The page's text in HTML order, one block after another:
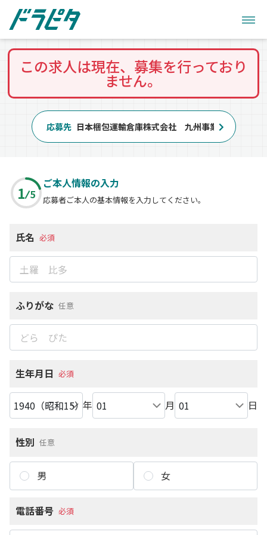
この求人は現在、募集を行っており
ません。
応募先 日本梱包運輸倉庫株式会社 九州事業部 福岡営業
1 5
ご本人情報の入力
応募者ご本人の基本情報を入力してください。
氏名 必須
ふりがな 任意
生年月日 必須
年 月 日
性別 任意
男 女
電話番号 必須